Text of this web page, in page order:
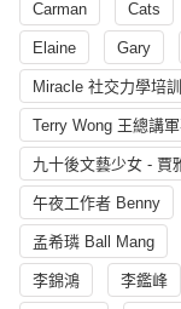
Carman Cats
Elaine Gary
Miracle 社交力學培
Terry Wong 王總講
九十後文藝少女 - 賈
午夜工作者 Benny
孟希璘 Ball Mang
李錦鴻 李鑑峰